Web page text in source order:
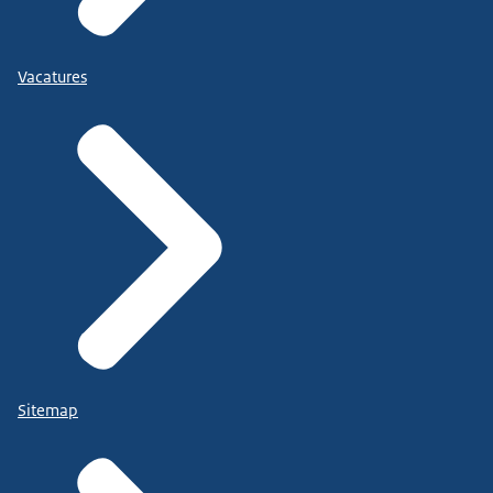
Vacatures
Sitemap